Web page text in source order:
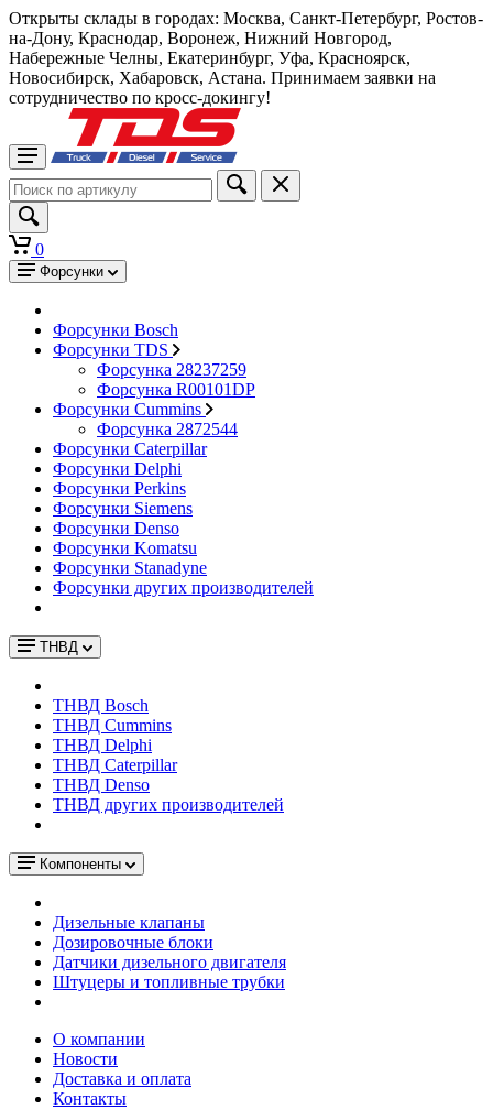
Открыты склады в городах: Москва, Санкт-Петербург, Ростов-
на-Дону, Краснодар, Воронеж, Нижний Новгород,
Набережные Челны, Екатеринбург, Уфа, Красноярск,
Новосибирск, Хабаровск, Астана. Принимаем заявки на
сотрудничество по кросс-докингу!
0
Форсунки
Форсунки Bosch
Форсунки TDS
Форсунка 28237259
Форсунка R00101DP
Форсунки Cummins
Форсунка 2872544
Форсунки Caterpillar
Форсунки Delphi
Форсунки Perkins
Форсунки Siemens
Форсунки Denso
Форсунки Komatsu
Форсунки Stanadyne
Форсунки других производителей
ТНВД
ТНВД Bosch
ТНВД Cummins
ТНВД Delphi
ТНВД Caterpillar
ТНВД Denso
ТНВД других производителей
Компоненты
Дизельные клапаны
Дозировочные блоки
Датчики дизельного двигателя
Штуцеры и топливные трубки
О компании
Новости
Доставка и оплата
Контакты